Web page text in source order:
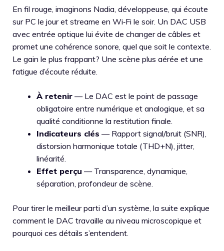
En fil rouge, imaginons Nadia, développeuse, qui écoute
sur PC le jour et streame en Wi‑Fi le soir. Un DAC USB
avec entrée optique lui évite de changer de câbles et
promet une cohérence sonore, quel que soit le contexte.
Le gain le plus frappant? Une scène plus aérée et une
fatigue d’écoute réduite.
À retenir — Le DAC est le point de passage
obligatoire entre numérique et analogique, et sa
qualité conditionne la restitution finale.
Indicateurs clés — Rapport signal/bruit (SNR),
distorsion harmonique totale (THD+N), jitter,
linéarité.
Effet perçu — Transparence, dynamique,
séparation, profondeur de scène.
Pour tirer le meilleur parti d’un système, la suite explique
comment le DAC travaille au niveau microscopique et
pourquoi ces détails s’entendent.